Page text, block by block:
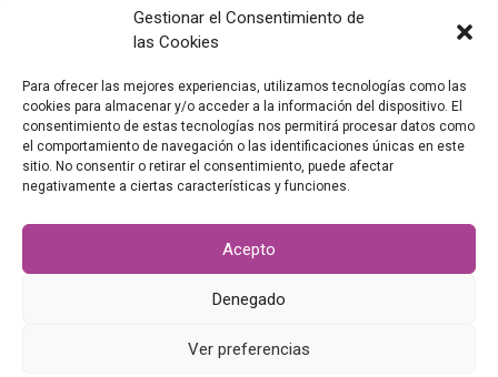
Gestionar el Consentimiento de
las Cookies
Para ofrecer las mejores experiencias, utilizamos tecnologías como las
cookies para almacenar y/o acceder a la información del dispositivo. El
consentimiento de estas tecnologías nos permitirá procesar datos como
el comportamiento de navegación o las identificaciones únicas en este
sitio. No consentir o retirar el consentimiento, puede afectar
negativamente a ciertas características y funciones.
Acepto
Denegado
Ver preferencias
info@valladolidcityoffilm.com|Newsletter
©2026VALLADOLID CITY OF FILM
legal